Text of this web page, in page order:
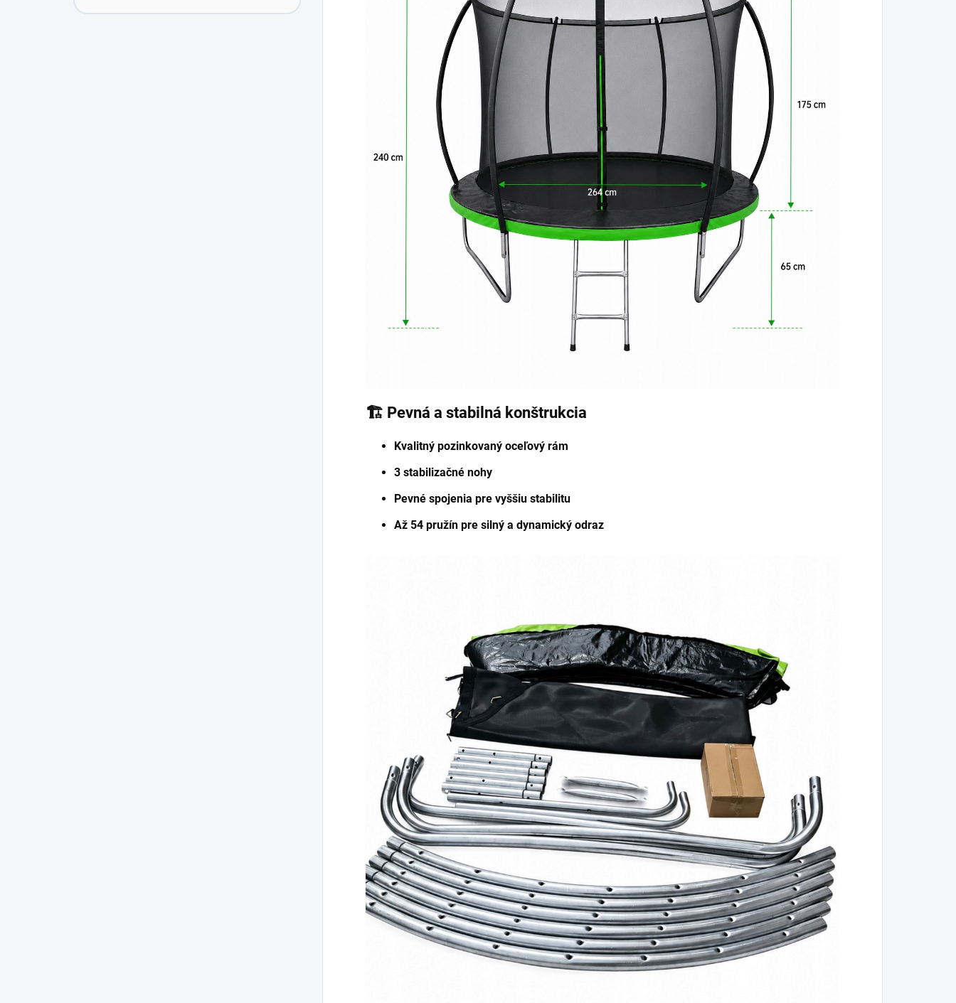
🏗️ Pevná a stabilná konštrukcia
Kvalitný pozinkovaný oceľový rám
3 stabilizačné nohy
Pevné spojenia pre vyššiu stabilitu
Až 54 pružín pre silný a dynamický odraz